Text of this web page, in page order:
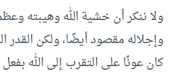
ولا ننكر أن خشية الله وهيبته
وإجلاله مقصود أيضًا، ولكن القدر
كان عونًا على التقرب إلى الله